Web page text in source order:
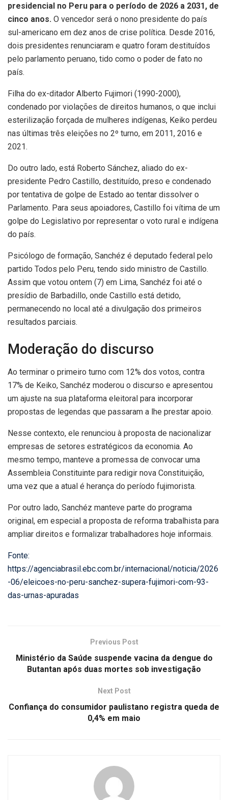
presidencial no Peru para o período de 2026 a 2031, de
cinco anos. O vencedor será o nono presidente do país
sul-americano em dez anos de crise política. Desde 2016,
dois presidentes renunciaram e quatro foram destituídos
pelo parlamento peruano, tido como o poder de fato no
país.
Filha do ex-ditador Alberto Fujimori (1990-2000),
condenado por violações de direitos humanos, o que inclui
esterilização forçada de mulheres indígenas, Keiko perdeu
nas últimas três eleições no 2º turno, em 2011, 2016 e
2021.
Do outro lado, está Roberto Sánchez, aliado do ex-
presidente Pedro Castillo, destituído, preso e condenado
por tentativa de golpe de Estado ao tentar dissolver o
Parlamento. Para seus apoiadores, Castillo foi vítima de um
golpe do Legislativo por representar o voto rural e indígena
do país.
Psicólogo de formação, Sanchéz é deputado federal pelo
partido Todos pelo Peru, tendo sido ministro de Castillo.
Assim que votou ontem (7) em Lima, Sanchéz foi até o
presídio de Barbadillo, onde Castillo está detido,
permanecendo no local até a divulgação dos primeiros
resultados parciais.
Moderação do discurso
Ao terminar o primeiro turno com 12% dos votos, contra
17% de Keiko, Sanchéz moderou o discurso e apresentou
um ajuste na sua plataforma eleitoral para incorporar
propostas de legendas que passaram a lhe prestar apoio.
Nesse contexto, ele renunciou à proposta de nacionalizar
empresas de setores estratégicos da economia. Ao
mesmo tempo, manteve a promessa de convocar uma
Assembleia Constituinte para redigir nova Constituição,
uma vez que a atual é herança do período fujimorista.
Por outro lado, Sanchéz manteve parte do programa
original, em especial a proposta de reforma trabalhista para
ampliar direitos e formalizar trabalhadores hoje informais.
Fonte:
https://agenciabrasil.ebc.com.br/internacional/noticia/2026
-06/eleicoes-no-peru-sanchez-supera-fujimori-com-93-
das-urnas-apuradas
Previous Post
Ministério da Saúde suspende vacina da dengue do
Butantan após duas mortes sob investigação
Next Post
Confiança do consumidor paulistano registra queda de
0,4% em maio